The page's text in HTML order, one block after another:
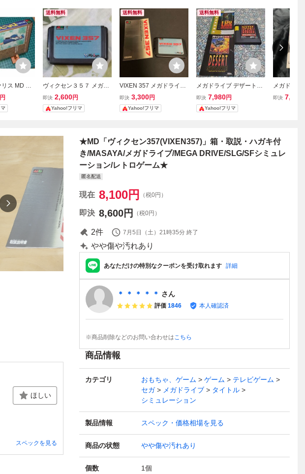
ス MD メ
メガド
円
送料無料
ヴィクセン３５７ メガド
ライブ ソフトのみ MD
即決 2,600円
Yahoo!フリマ
送料無料
VIXEN 357 メガドライブ
ソフト 取扱説明書付き
即決 3,300円
Yahoo!フリマ
送料無料
メガドライブ デザートス
トライク 湾岸作戦 MD (説
明書付き)
即決 7,980円
Yahoo!フリマ
メガドライ
Xソフト バ
即決 7,980
ほしい
スペックを見る
★MD「ヴィクセン357(VIXEN357)」箱・取説・ハガキ付
き/MASAYA/メガドライブ/MEGA DRIVE/SLG/SFシミュレ
ーション/レトロゲーム★
匿名配送
現在 8,100円 （税0円）
即決 8,600円 （税0円）
2件 7月5日（土）21時35分 終了
やや傷や汚れあり
あなただけの特別なクーポンを受け取れます 詳細
＊ ＊ ＊ ＊ ＊ さん
評価 1846 本人確認済
※商品削除などのお問い合わせはこちら
商品情報
カテゴリ おもちゃ、ゲーム ゲーム
テレビゲーム
セガ
メガドライブ
タイトル
シミュレーション
製品情報 スペック・価格相場を見る
商品の状態 やや傷や汚れあり
個数 1個